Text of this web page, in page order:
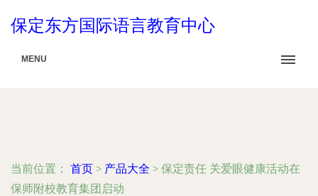
保定东方国际语言教育中心
MENU
当前位置： 首页 > 产品大全 > 保定责任 关爱眼健康活动在
保师附校教育集团启动